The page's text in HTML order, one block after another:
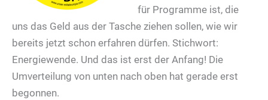
für Programme ist, die
uns das Geld aus der Tasche ziehen sollen, wie wir
bereits jetzt schon erfahren dürfen. Stichwort:
Energiewende. Und das ist erst der Anfang! Die
Umverteilung von unten nach oben hat gerade erst
begonnen.